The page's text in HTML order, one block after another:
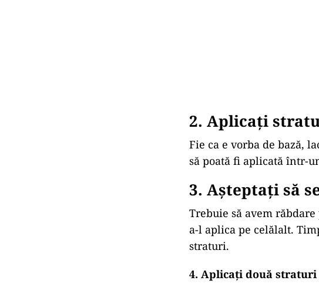
2. Aplicați
Fie ca e vorba de bază,
să poată fi aplicată într-
3. Așteptați să
Trebuie să avem
a-l aplica pe celălalt.
straturi.
4. Aplicați două straturi